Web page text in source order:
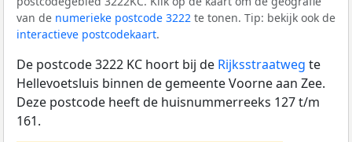
van de numerieke postcode 3222 te tonen. Tip: bekijk ook de
interactieve postcodekaart.
De postcode 3222 KC hoort bij de Rijksstraatweg te
Hellevoetsluis binnen de gemeente Voorne aan Zee.
Deze postcode heeft de huisnummerreeks 127 t/m
161.